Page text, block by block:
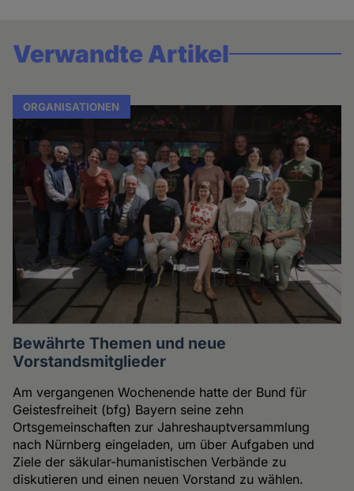
Verwandte Artikel
ORGANISATIONEN
Bewährte Themen und neue
Vorstandsmitglieder
Am vergangenen Wochenende hatte der Bund für
Geistesfreiheit (bfg) Bayern seine zehn
Ortsgemeinschaften zur Jahreshauptversammlung
nach Nürnberg eingeladen, um über Aufgaben und
Ziele der säkular-humanistischen Verbände zu
diskutieren und einen neuen Vorstand zu wählen.